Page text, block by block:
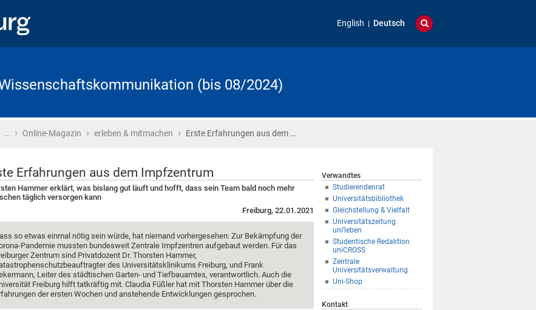
English Deutsch
(bis 08/2024)
… › Online-Magazin › erleben & mitmachen › Erste Erfahrungen aus dem …
Erfahrungen aus dem Impfzentrum
Hammer erklärt, was bislang gut läuft und hofft, dass sein Team bald noch mehr
täglich versorgen kann
Freiburg, 22.01.2021
so etwas einmal nötig sein würde, hat niemand vorhergesehen: Zur Bekämpfung der
Pandemie mussten bundesweit Zentrale Impfzentren aufgebaut werden. Für das
Zentrum sind Privatdozent Dr. Thorsten Hammer,
des Universitätsklinikums Freiburg, und Frank
Leiter des städtischen Garten- und Tiefbauamtes, verantwortlich. Auch die
Freiburg hilft tatkräftig mit. Claudia Füßler hat mit Thorsten Hammer über die
der ersten Wochen und anstehende Entwicklungen gesprochen.
Verwandtes
Studierendenrat
Universitätsbibliothek
Gleichstellung & Vielfalt
Universitätszeitung
uni’leben
Studentische Redaktion
uniCROSS
Zentrale
Universitätsverwaltung
Uni-Shop
Kontakt